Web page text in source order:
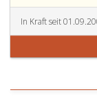
In Kraft seit